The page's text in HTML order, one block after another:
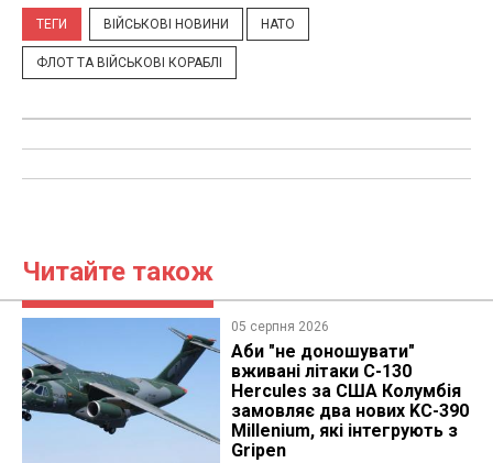
ТЕГИ ВІЙСЬКОВІ НОВИНИ НАТО
ФЛОТ ТА ВІЙСЬКОВІ КОРАБЛІ
Читайте також
05 серпня 2026
Аби "не доношувати"
вживані літаки C-130
Hercules за США Колумбія
замовляє два нових KC-390
Millenium, які інтегрують з
Gripen